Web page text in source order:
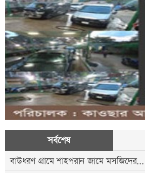
সর্বশেষ
বাউধরণ গ্রামে শাহপরান জামে মসজিদের...